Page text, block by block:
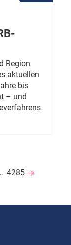
Region
aktuellen
bis
– und
4285